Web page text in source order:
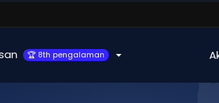
🏆 8th pengalaman